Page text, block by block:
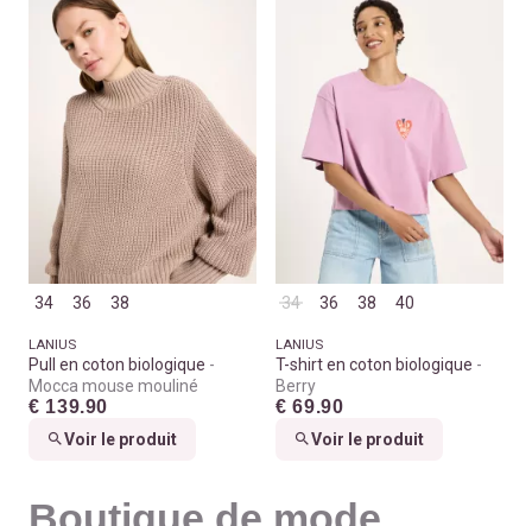
34 36 38
LANIUS
Pull en coton biologique
Mocca mouse mouliné
€ 139.90
Voir le produit
34 36 38 40
LANIUS
T-shirt en coton biologique
Berry
€ 69.90
Voir le produit